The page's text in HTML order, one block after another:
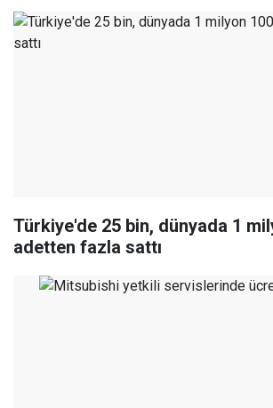
Türkiye'de 25 bin, dünyada 1
adetten fazla sattı